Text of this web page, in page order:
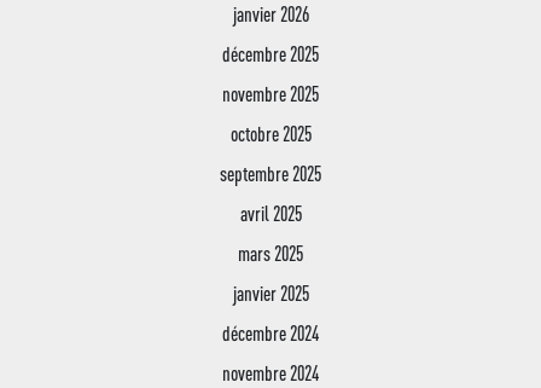
janvier 2026
décembre 2025
novembre 2025
octobre 2025
septembre 2025
avril 2025
mars 2025
janvier 2025
décembre 2024
novembre 2024